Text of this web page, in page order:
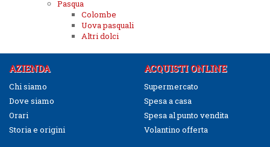
Pasqua
Colombe
Uova pasquali
Altri dolci
AZIENDA
Chi siamo
Dove siamo
Orari
Storia e origini
ACQUISTI ONLINE
Supermercato
Spesa a casa
Spesa al punto vendita
Volantino offerta